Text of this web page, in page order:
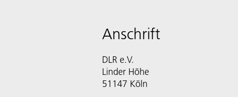
Anschrift
DLR e.V.
Linder Höhe
51147 Köln